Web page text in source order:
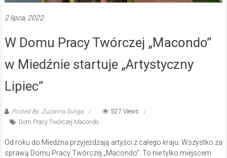
2 lipca, 2022
W Domu Pracy Twórczej „Macondo”
w Miedźnie startuje „Artystyczny
Lipiec”
Posted By: Zuzanna Suliga
527 Views
Dom Pracy Twórczej Macondo
Od roku do Miedźna przyjeżdżają artyści z całego kraju. Wszystko za
sprawą Domu Pracy Twórczej „Macondo”. To nie tylko miejscem